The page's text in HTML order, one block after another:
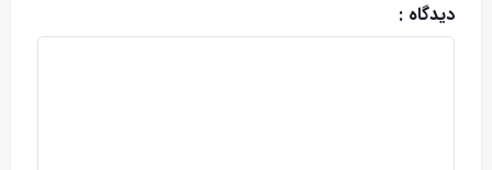
دیدگاه :